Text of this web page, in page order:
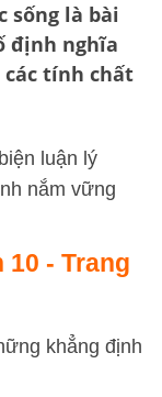
sống là bài
định nghĩa
tính chất
luận lý
nắm vững
10 - Trang
khẳng định